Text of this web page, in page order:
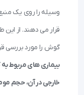
وسیله را روی یک
قرار می دهند. از این
گوش را مورد بررسی
بیماری های مربوط
خارجی در آن، حجم